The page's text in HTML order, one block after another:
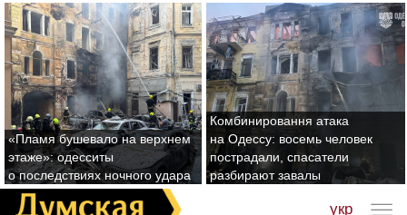
«Пламя бушевало на верхнем
этаже»: одесситы
о последствиях ночного удара
Комбинировання атака
на Одессу: восемь человек
пострадали, спасатели
разбирают завалы
укр